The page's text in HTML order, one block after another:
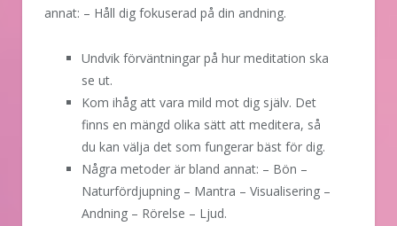
annat: – Håll dig fokuserad på din andning.
Undvik förväntningar på hur meditation ska
se ut.
Kom ihåg att vara mild mot dig själv. Det
finns en mängd olika sätt att meditera, så
du kan välja det som fungerar bäst för dig.
Några metoder är bland annat: – Bön –
Naturfördjupning – Mantra – Visualisering –
Andning – Rörelse – Ljud.